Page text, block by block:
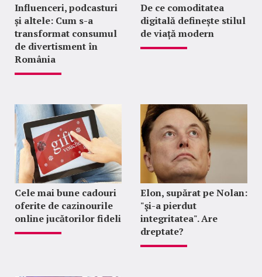
Influenceri, podcasturi
și altele: Cum s-a
transformat consumul
de divertisment în
România
De ce comoditatea
digitală definește stilul
de viață modern
Cele mai bune cadouri
oferite de cazinourile
online jucătorilor fideli
Elon, supărat pe Nolan:
"şi-a pierdut
integritatea". Are
dreptate?